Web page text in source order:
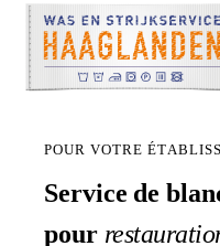
POUR VOTRE
Service de
pour